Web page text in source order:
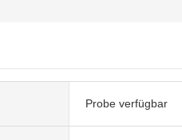
Probe verfügbar